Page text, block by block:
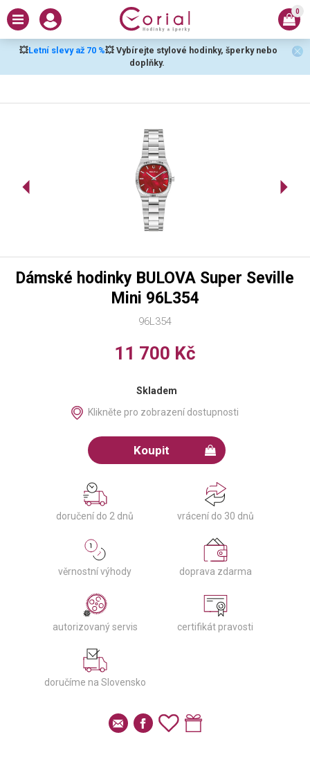
💥Letní slevy až 70 %💥 Vybírejte stylové hodinky, šperky nebo
doplňky.
0
96L354
Dámské hodinky BULOVA Super Seville
Mini 96L354
11 700 Kč
Skladem
Klikněte pro zobrazení dostupnosti
Koupit
doručení do 2 dnů vrácení do 30 dnů
věrnostní výhody doprava zdarma
autorizovaný servis certifikát pravosti
doručíme na Slovensko